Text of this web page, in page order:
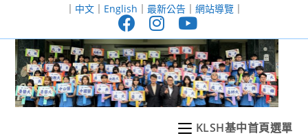
至
｜ 中文｜ English ｜ 最新公告｜ 網站導覽｜
KLSH基中首頁選單